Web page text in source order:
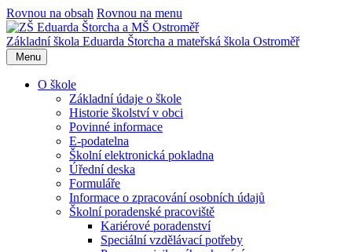
Rovnou na obsah Rovnou na menu
Základní škola Eduarda Štorcha a mateřská škola Ostroměř
Menu
O škole
Základní údaje o škole
Historie školství v obci
Povinné informace
E-podatelna
Školní elektronická pokladna
Úřední deska
Formuláře
Informace o zpracování osobních údajů
Školní poradenské pracoviště
Kariérové poradenství
Speciální vzdělávací potřeby